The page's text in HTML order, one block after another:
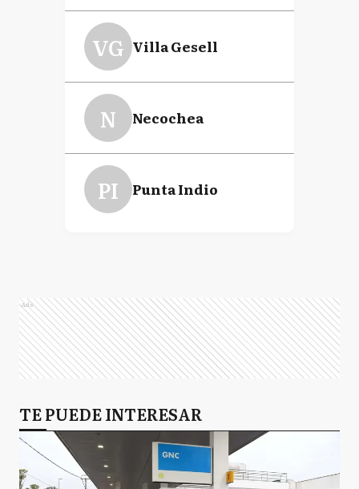
VG Villa Gesell
N Necochea
PI Punta Indio
Ads
TE PUEDE INTERESAR